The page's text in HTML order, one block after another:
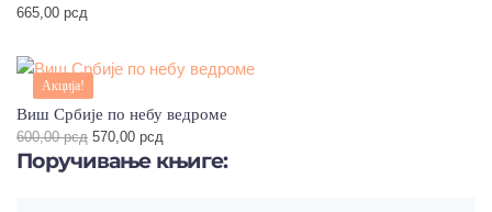
665,00 рсд
Акција!
Виш Србије по небу ведроме
600,00рсд Оригинална
цена
570,00 рсд
цена
Поручивањекњиге: